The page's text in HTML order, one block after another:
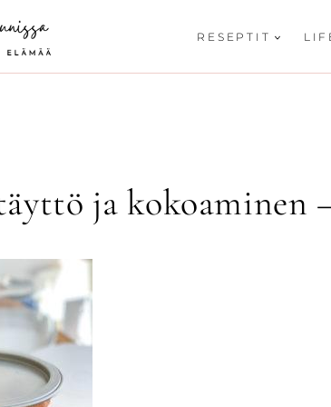
RESEPTIT
ja kokoaminen